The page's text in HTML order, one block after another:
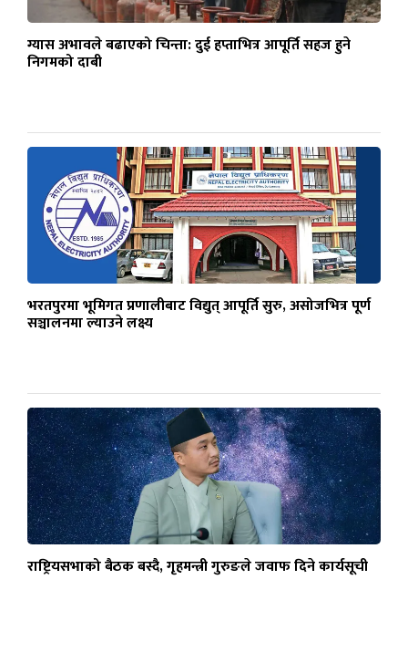
ग्यास अभावले बढाएको चिन्ता: दुई हप्ताभित्र आपूर्ति सहज हुने
निगमको दाबी
भरतपुरमा भूमिगत प्रणालीबाट विद्युत् आपूर्ति सुरु, असोजभित्र पूर्ण
सञ्चालनमा ल्याउने लक्ष्य
राष्ट्रियसभाको बैठक बस्दै, गृहमन्त्री गुरुङले जवाफ दिने कार्यसूची